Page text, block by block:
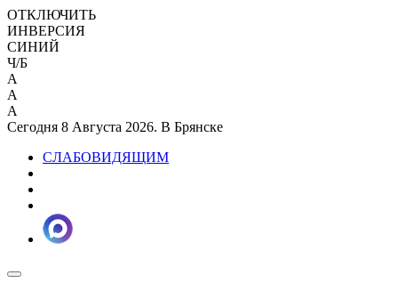
ОТКЛЮЧИТЬ
ИНВЕРСИЯ
СИНИЙ
Ч/Б
A
A
A
Сегодня 8 Августа 2026. В Брянске
СЛАБОВИДЯЩИМ